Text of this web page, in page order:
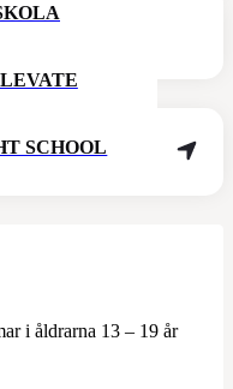
SCHOOL
i åldrarna 13 – 19 år